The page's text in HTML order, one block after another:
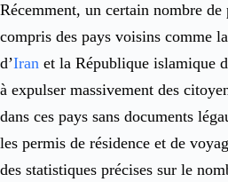
Récemment, un certain nombre
compris des pays voisins comme
d’Iran et la République islamique
à expulser massivement des
dans ces pays sans documents
les permis de résidence et de
des statistiques précises sur le